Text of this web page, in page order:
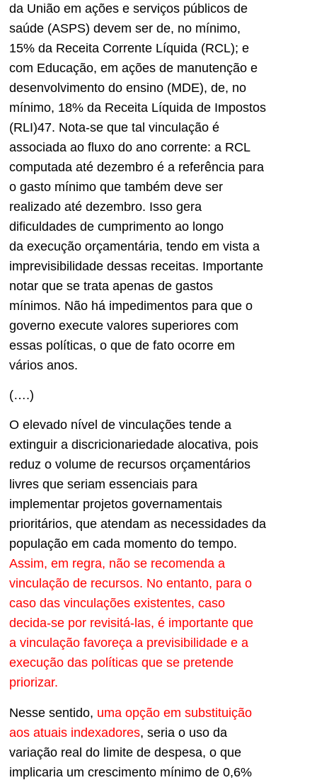
da União em ações e serviços públicos de
saúde (ASPS) devem ser de, no mínimo,
15% da Receita Corrente Líquida (RCL); e
com Educação, em ações de manutenção e
desenvolvimento do ensino (MDE), de, no
mínimo, 18% da Receita Líquida de Impostos
(RLI)47. Nota-se que tal vinculação é
associada ao fluxo do ano corrente: a RCL
computada até dezembro é a referência para
o gasto mínimo que também deve ser
realizado até dezembro. Isso gera
dificuldades de cumprimento ao longo
da execução orçamentária, tendo em vista a
imprevisibilidade dessas receitas. Importante
notar que se trata apenas de gastos
mínimos. Não há impedimentos para que o
governo execute valores superiores com
essas políticas, o que de fato ocorre em
vários anos.
(….)
O elevado nível de vinculações tende a
extinguir a discricionariedade alocativa, pois
reduz o volume de recursos orçamentários
livres que seriam essenciais para
implementar projetos governamentais
prioritários, que atendam as necessidades da
população em cada momento do tempo.
Assim, em regra, não se recomenda a
vinculação de recursos. No entanto, para o
caso das vinculações existentes, caso
decida-se por revisitá-las, é importante que
a vinculação favoreça a previsibilidade e a
execução das políticas que se pretende
priorizar.
Nesse sentido, uma opção em substituição
aos atuais indexadores, seria o uso da
variação real do limite de despesa, o que
implicaria um crescimento mínimo de 0,6%